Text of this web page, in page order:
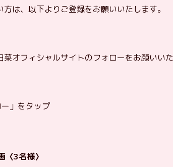
は、以下よりご登録をお願いいたします。
オフィシャルサイトのフォローをお願いいた
」をタップ
3名様〉